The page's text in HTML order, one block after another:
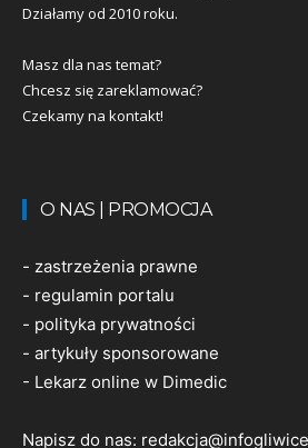
Działamy od 2010 roku.
Masz dla nas temat?
Chcesz się zareklamować?
Czekamy na kontakt!
O NAS | PROMOCJA
- zastrzeżenia prawne
- regulamin portalu
- polityka prywatności
- artykuły sponsorowane
- Lekarz online w Dimedic
Napisz do nas: